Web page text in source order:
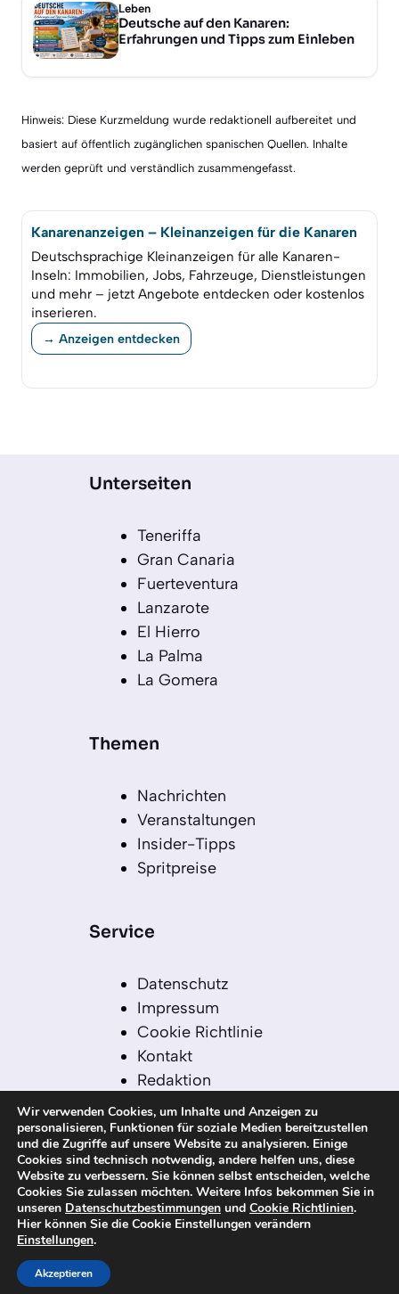
Leben
Deutsche auf den Kanaren:
Erfahrungen und Tipps zum Einleben
Hinweis: Diese Kurzmeldung wurde redaktionell aufbereitet und
basiert auf öffentlich zugänglichen spanischen Quellen. Inhalte
werden geprüft und verständlich zusammengefasst.
Kanarenanzeigen – Kleinanzeigen für die Kanaren
Deutschsprachige Kleinanzeigen für alle Kanaren-
Inseln: Immobilien, Jobs, Fahrzeuge, Dienstleistungen
und mehr – jetzt Angebote entdecken oder kostenlos
inserieren.
→ Anzeigen entdecken
Unterseiten
Teneriffa
Gran Canaria
Fuerteventura
Lanzarote
El Hierro
La Palma
La Gomera
Themen
Nachrichten
Veranstaltungen
Insider-Tipps
Spritpreise
Service
Datenschutz
Impressum
Cookie Richtlinie
Kontakt
Redaktion
Redaktionelle Leitlinien
Sitemap
Einsatz von KI in der
Redaktion
© 2026 kanaren-nachrichten.com – Alle
Rechte vorbehalten
Wir verwenden Cookies, um Inhalte und Anzeigen zu
personalisieren, Funktionen für soziale Medien bereitzustellen
und die Zugriffe auf unsere Website zu analysieren. Einige
Cookies sind technisch notwendig, andere helfen uns, diese
Website zu verbessern. Sie können selbst entscheiden, welche
Cookies Sie zulassen möchten. Weitere Infos bekommen Sie in
unseren Datenschutzbestimmungen und Cookie Richtlinien.
Hier können Sie die Cookie Einstellungen verändern
Einstellungen.
Akzeptieren